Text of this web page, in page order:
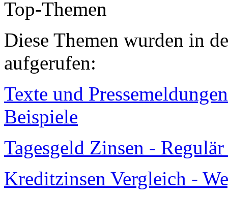
Top-Themen
Diese Themen wurden in
aufgerufen:
Texte und
Beispiele
Tagesgeld Zinsen -
Kreditzinsen Vergleich -